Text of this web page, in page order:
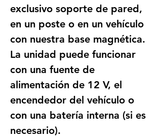
exclusivo soporte de pared,
en un poste o en un vehículo
con nuestra base magnética.
La unidad puede funcionar
con una fuente de
alimentación de 12 V, el
encendedor del vehículo o
con una batería interna (si es
necesario).